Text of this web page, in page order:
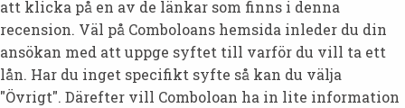
att klicka på en av de länkar som finns i denna
recension. Väl på Comboloans hemsida inleder du din
ansökan med att uppge syftet till varför du vill ta ett
lån. Har du inget specifikt syfte så kan du välja
"Övrigt". Därefter vill Comboloan ha in lite information